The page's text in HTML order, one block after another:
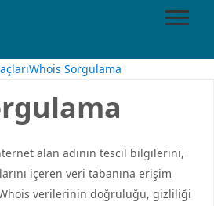
Whois Sorgulama
alan adının tescil bilgilerini,
içeren veri tabanına erişim
verilerinin doğruluğu, gizliliği